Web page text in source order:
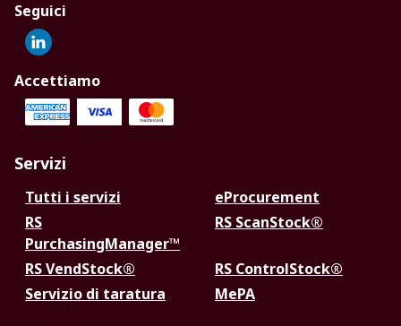
Seguici
Accettiamo
Servizi
Tutti i servizi
eProcurement
RS
PurchasingManager™
RS ScanStock®
RS VendStock®
RS ControlStock®
Servizio di taratura
MePA